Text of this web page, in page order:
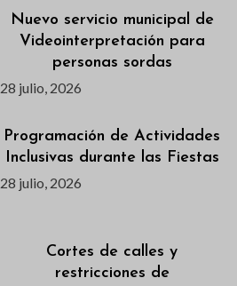
Nuevo servicio municipal de
Videointerpretación para
personas sordas
28 julio, 2026
Programación de Actividades
Inclusivas durante las Fiestas
28 julio, 2026
Cortes de calles y
restricciones de